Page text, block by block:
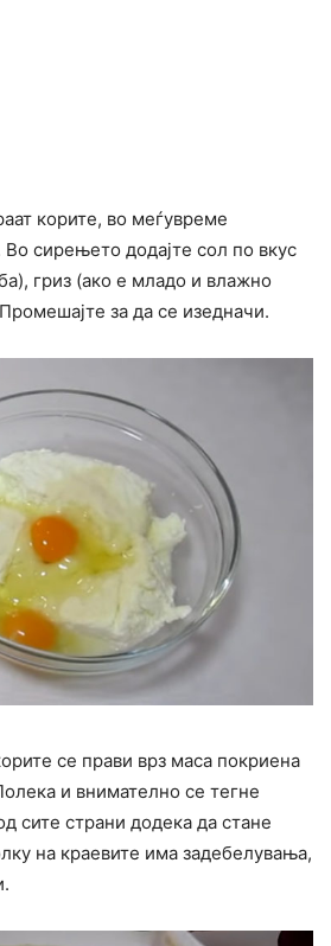
корите, во меѓувреме
Во сирењето додајте сол по вкус
гриз (ако е младо и влажно
за да се изедначи.
се прави врз маса покриена
и внимателно се тегне
сите страни додека да стане
на краевите има задебелувања,